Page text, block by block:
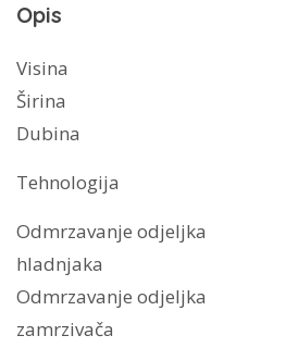
količina
Opis
Visina
Širina
Dubina
Tehnologija
Odmrzavanje odjeljka
hladnjaka
Odmrzavanje odjeljka
zamrzivača